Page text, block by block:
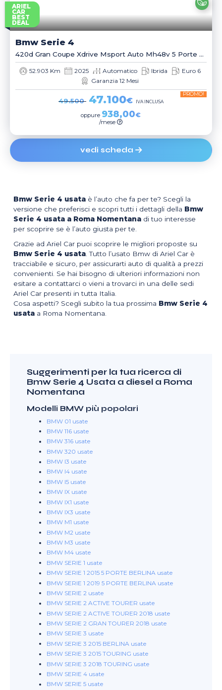
ARIEL
CAR
BEST
DEAL
Bmw Serie 4
420d Gran Coupe Xdrive Msport Auto Mh48v 5 Porte Berlina
52.903 Km 2025 Automatico Ibrida
Euro 6
Garanzia 12 Mesi
49.500 47.100€
PROMO!
IVA INCLUSA
oppure 938,00€
/mese
vedi scheda
Bmw Serie 4 usata è l’auto che fa per te? Scegli la
versione che preferisci e scopri tutti i dettagli della Bmw
Serie 4 usata a Roma Nomentana di tuo interesse
per scoprire se è l’auto giusta per te.
Grazie ad Ariel Car puoi scoprire le migliori proposte su
Bmw Serie 4 usata. Tutto l’usato Bmw di Ariel Car è
tracciabile e sicuro, per assicurarti auto di qualità a prezzi
convenienti. Se hai bisogno di ulteriori informazioni non
esitare a contattarci o vieni a trovarci in una delle sedi
Ariel Car presenti in tutta Italia.
Cosa aspetti? Scegli subito la tua prossima Bmw Serie 4
usata a Roma Nomentana.
Suggerimenti per la tua ricerca di
Bmw Serie 4 Usata a diesel a Roma
Nomentana
Modelli BMW più popolari
BMW 01 usate
BMW 116 usate
BMW 316 usate
BMW 320 usate
BMW I3 usate
BMW I4 usate
BMW I5 usate
BMW IX usate
BMW IX1 usate
BMW IX3 usate
BMW M1 usate
BMW M2 usate
BMW M3 usate
BMW M4 usate
BMW SERIE 1 usate
BMW SERIE 1 2015 5 PORTE BERLINA usate
BMW SERIE 1 2019 5 PORTE BERLINA usate
BMW SERIE 2 usate
BMW SERIE 2 ACTIVE TOURER usate
BMW SERIE 2 ACTIVE TOURER 2018 usate
BMW SERIE 2 GRAN TOURER 2018 usate
BMW SERIE 3 usate
BMW SERIE 3 2015 BERLINA usate
BMW SERIE 3 2015 TOURING usate
BMW SERIE 3 2018 TOURING usate
BMW SERIE 4 usate
BMW SERIE 5 usate